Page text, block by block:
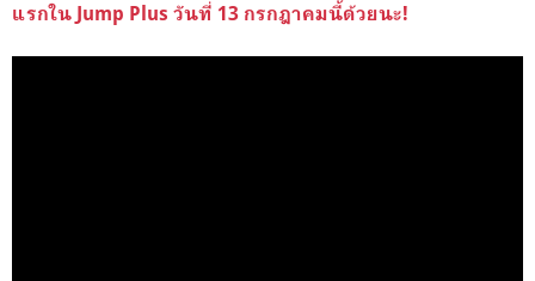
แรกใน Jump Plus วันที่ 13 กรกฎาคมนี้ด้วยนะ!